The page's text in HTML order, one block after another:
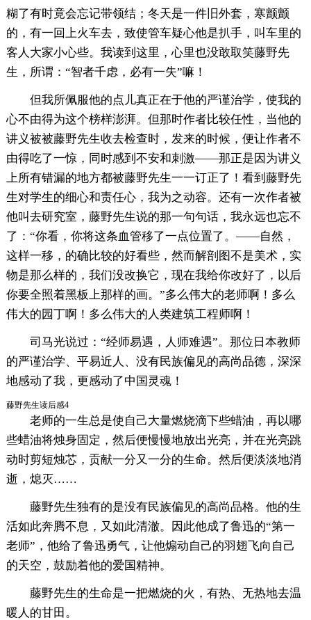
糊了有时竟会忘记带领结；冬天是一件旧外套，寒颤颤
的，有一回上火车去，致使管车疑心他是扒手，叫车里的
客人大家小心些。我读到这里，心里也没敢取笑藤野先
生，所谓：“智者千虑，必有一失”嘛！
但我所佩服他的点儿真正在于他的严谨治学，使我的
心不由得为这个榜样澎湃。但那时作者比较任性，当他的
讲义被被藤野先生收去检查时，发来的时候，便让作者不
由得吃了一惊，同时感到不安和刺激——那正是因为讲义
上所有错漏的地方都被藤野先生一一订正了！看到藤野先
生对学生的细心和责任心，我为之动容。还有一次作者被
他叫去研究室，藤野先生说的那一句句话，我永远也忘不
了：“你看，你将这条血管移了一点位置了。——自然，
这样一移，的确比较的好看些，然而解剖图不是美术，实
物是那么样的，我们没改换它，现在我给你改好了，以后
你要全照着黑板上那样的画。”多么伟大的老师啊！多么
伟大的园丁啊！多么伟大的人类建筑工程师啊！
司马光说过：“经师易遇，人师难遇”。那位日本教师
的严谨治学、平易近人、没有民族偏见的高尚品德，深深
地感动了我，更感动了中国灵魂！
藤野先生读后感4
老师的一生总是使自己大量燃烧滴下些蜡油，再以哪
些蜡油将烛身固定，然后便慢慢地放出光亮，并在光亮跳
动时剪短烛芯，贡献一分又一分的生命。然后便淡淡地消
逝，熄灭……
藤野先生独有的是没有民族偏见的高尚品格。他的生
活如此奔腾不息，又如此清澈。因此他成了鲁迅的“第一
老师”，他给了鲁迅勇气，让他煽动自己的羽翅飞向自己
的天空，鼓励着他的爱国精神。
藤野先生的生命是一把燃烧的火，有热、无热地去温
暖人的甘田。